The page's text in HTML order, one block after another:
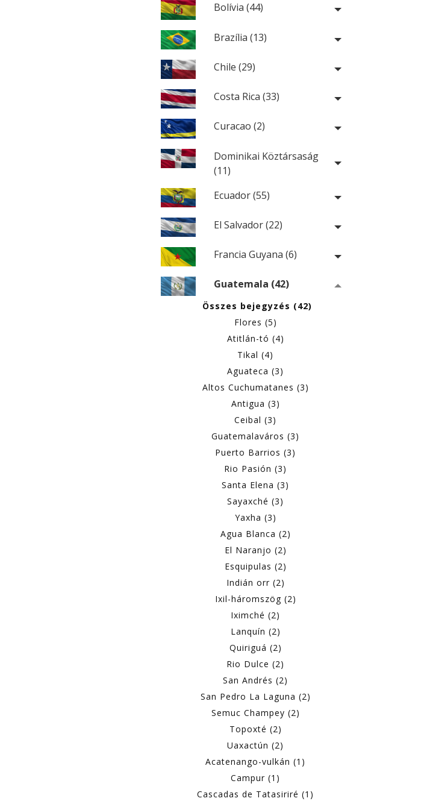
Bolívia (44)
Brazília (13)
Chile (29)
Costa Rica (33)
Curacao (2)
Dominikai Köztársaság
(11)
Ecuador (55)
El Salvador (22)
Francia Guyana (6)
Guatemala (42)
Összes bejegyzés (42)
Flores (5)
Atitlán-tó (4)
Tikal (4)
Aguateca (3)
Altos Cuchumatanes (3)
Antigua (3)
Ceibal (3)
Guatemalaváros (3)
Puerto Barrios (3)
Rio Pasión (3)
Santa Elena (3)
Sayaxché (3)
Yaxha (3)
Agua Blanca (2)
El Naranjo (2)
Esquipulas (2)
Indián orr (2)
Ixil-háromszög (2)
Iximché (2)
Lanquín (2)
Quiriguá (2)
Rio Dulce (2)
San Andrés (2)
San Pedro La Laguna (2)
Semuc Champey (2)
Topoxté (2)
Uaxactún (2)
Acatenango-vulkán (1)
Campur (1)
Cascadas de Tatasiriré (1)